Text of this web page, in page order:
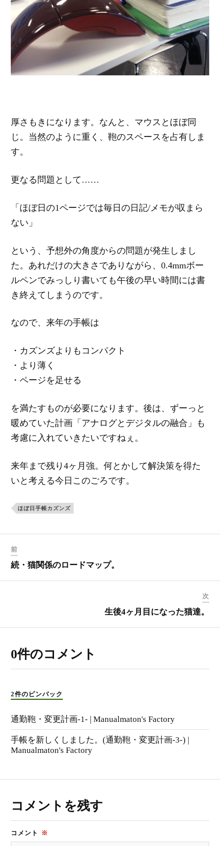
厚さもきになります。なんと、マウスとほぼ同
じ。当然のように重く、鞄のスペースを占有しま
す。
更なる問題として……
「ほぼ日の1ページでは毎日の日記/メモが収まら
ない」
という、予想外の角度からの問題が発生しまし
た。あれだけの大きさでありながら、0.4mmボー
ルペンでみっしり書いても午後の早い時間には書
き終えてしまうのです。
なので、来年の手帳は
・カズンズよりもコンパクト
・より薄く
・ページを足せる
を満たすものが必要になります。後は、ずーっと
暖めていた計画「アナログとデジタルの融合」も
考慮に入れていきたいですねぇ。
来年まで残り4ヶ月強。何とかして解決策を得た
いと考える今日このごろです。
ほぼ日手帳カズンズ
前
続・猫関係のロードマップ。
次
生後4ヶ月目になった猫達。
0件のコメント
2件のピンバック
通勤鞄・変更計画-1- | Manualmaton's Factory
手帳を新しくしました。(通勤鞄・変更計画-3-) |
Manualmaton's Factory
コメントを残す
コメント ※